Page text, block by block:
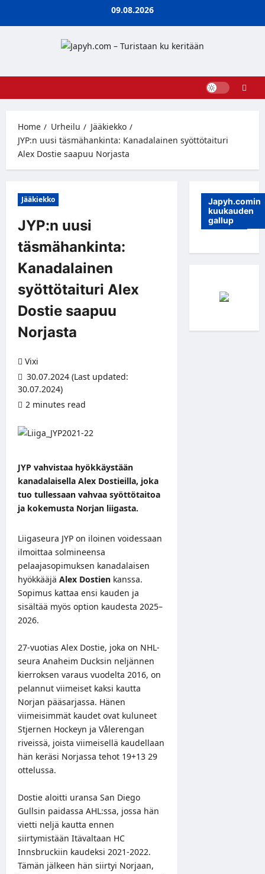
09.08.2026
Home Urheilu
Jääkiekko
JYP:n uusi täsmähankinta: Kanadalainen syöttötaituri
Alex Dostie saapuu Norjasta
Jääkiekko
JYP:n uusi
täsmähankinta:
Kanadalainen
syöttötaituri Alex
Dostie saapuu
Norjasta
Vixi
30.07.2024 (Last updated:
30.07.2024)
2 minutes read
JYP vahvistaa hyökkäystään
kanadalaisella Alex Dostieilla, joka
tuo tullessaan vahvaa syöttötaitoa
ja kokemusta Norjan liigasta.
Liigaseura JYP on iloinen voidessaan
ilmoittaa solmineensa
pelaajasopimuksen kanadalaisen
hyökkääjä Alex Dostien kanssa.
Sopimus kattaa ensi kauden ja
sisältää myös option kaudesta 2025–
2026.
27-vuotias Alex Dostie, joka on NHL-
seura Anaheim Ducksin neljännen
kierroksen varaus vuodelta 2016, on
pelannut viimeiset kaksi kautta
Norjan pääsarjassa. Hänen
viimeisimmät kaudet ovat kuluneet
Stjernen Hockeyn ja Vålerengan
riveissä, joista viimeisellä kaudellaan
hän keräsi Norjassa tehot 19+13 29
ottelussa.
Dostie aloitti uransa San Diego
Gullsin paidassa AHL:ssa, jossa hän
vietti neljä kautta ennen
siirtymistään Itävaltaan HC
Innsbruckiin kaudeksi 2021-2022.
Tämän jälkeen hän siirtyi Norjaan,
Japyh.comin
kuukauden
gallup